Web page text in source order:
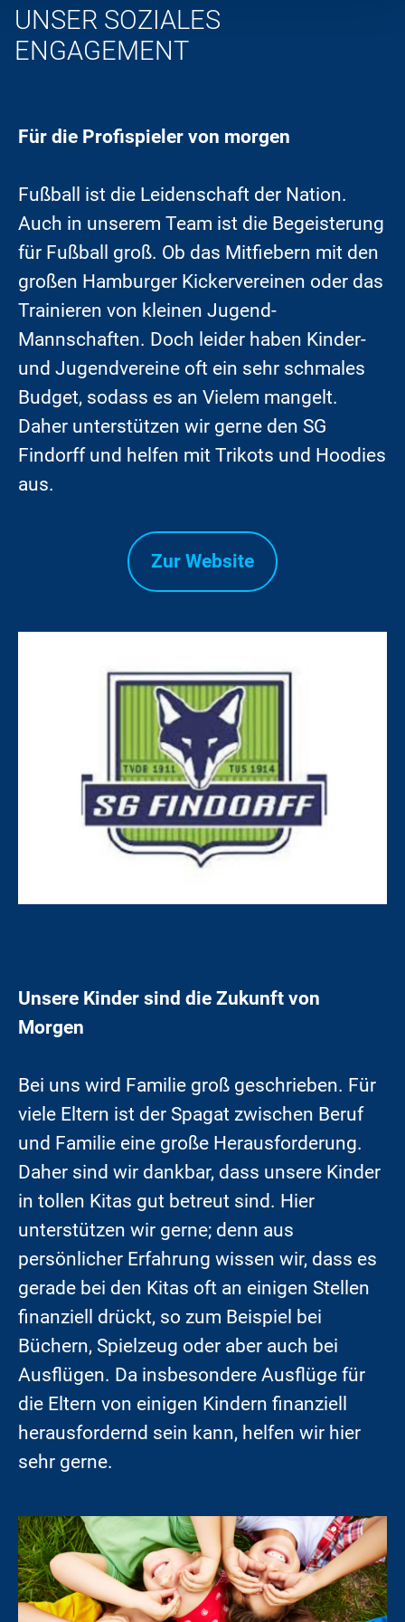
UNSER SOZIALES
ENGAGEMENT
Für die Profispieler von morgen
Fußball ist die Leidenschaft der Nation.
Auch in unserem Team ist die Begeisterung
für Fußball groß. Ob das Mitfiebern mit den
großen Hamburger Kickervereinen oder das
Trainieren von kleinen Jugend-
Mannschaften. Doch leider haben Kinder-
und Jugendvereine oft ein sehr schmales
Budget, sodass es an Vielem mangelt.
Daher unterstützen wir gerne den SG
Findorff und helfen mit Trikots und Hoodies
aus.
Zur Website
Unsere Kinder sind die Zukunft von
Morgen
Bei uns wird Familie groß geschrieben. Für
viele Eltern ist der Spagat zwischen Beruf
und Familie eine große Herausforderung.
Daher sind wir dankbar, dass unsere Kinder
in tollen Kitas gut betreut sind. Hier
unterstützen wir gerne; denn aus
persönlicher Erfahrung wissen wir, dass es
gerade bei den Kitas oft an einigen Stellen
finanziell drückt, so zum Beispiel bei
Büchern, Spielzeug oder aber auch bei
Ausflügen. Da insbesondere Ausflüge für
die Eltern von einigen Kindern finanziell
herausfordernd sein kann, helfen wir hier
sehr gerne.